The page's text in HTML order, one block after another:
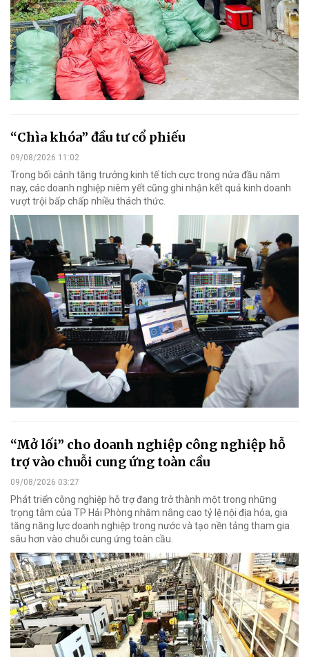
“Chìa khóa” đầu tư cổ phiếu
09/08/2026 11:02
Trong bối cảnh tăng trưởng kinh tế tích cực trong nửa đầu năm
nay, các doanh nghiệp niêm yết cũng ghi nhận kết quả kinh doanh
vượt trội bấp chấp nhiều thách thức.
“Mở lối” cho doanh nghiệp công nghiệp hỗ
trợ vào chuỗi cung ứng toàn cầu
09/08/2026 03:27
Phát triển công nghiệp hỗ trợ đang trở thành một trong những
trọng tâm của TP Hải Phòng nhằm nâng cao tỷ lệ nội địa hóa, gia
tăng năng lực doanh nghiệp trong nước và tạo nền tảng tham gia
sâu hơn vào chuỗi cung ứng toàn cầu.